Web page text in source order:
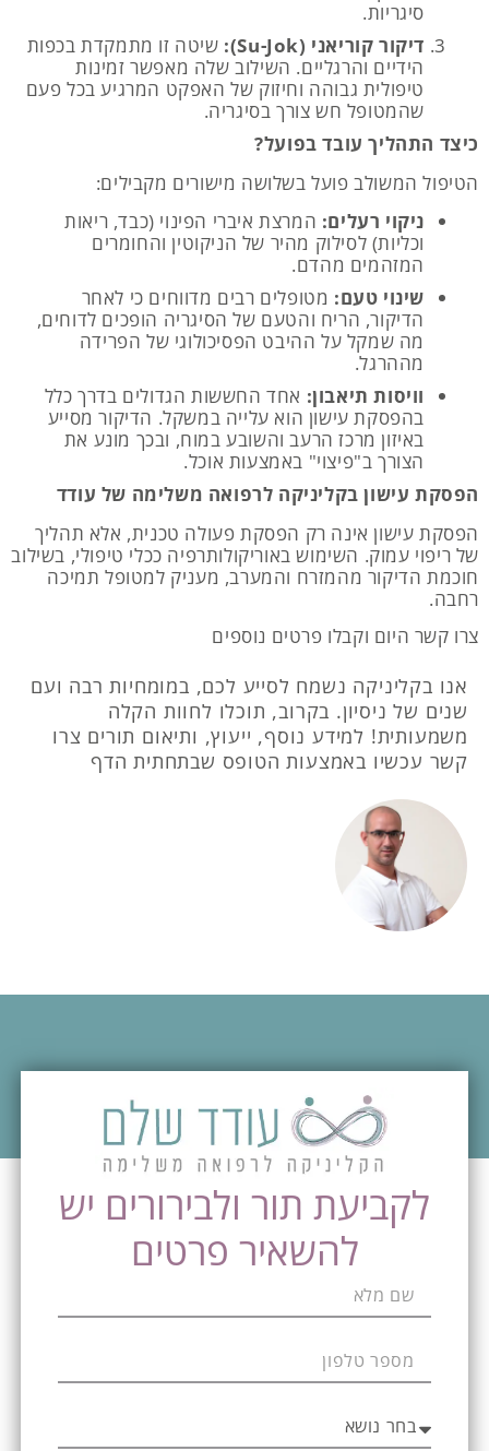
סיגריות.
דיקור קוריאני (Su-Jok):
שיטה זו מתמקדת בכפות
הידיים והרגליים. השילוב שלה מאפשר זמינות
טיפולית גבוהה וחיזוק של האפקט המרגיע בכל פעם
שהמטופל חש צורך בסיגריה.
כיצד התהליך עובד בפועל?
הטיפול המשולב פועל בשלושה מישורים מקבילים:
ניקוי רעלים: המרצת איברי הפינוי (כבד, ריאות
וכליות) לסילוק מהיר של הניקוטין והחומרים
המזהמים מהדם.
שינוי טעם: מטופלים רבים מדווחים כי לאחר
הדיקור, הריח והטעם של הסיגריה הופכים לדוחים,
מה שמקל על ההיבט הפסיכולוגי של הפרידה
מההרגל.
וויסות תיאבון: אחד החששות הגדולים בדרך כלל
בהפסקת עישון הוא עלייה במשקל. הדיקור מסייע
באיזון מרכז הרעב והשובע במוח, ובכך מונע את
הצורך ב"פיצוי" באמצעות אוכל.
הפסקת עישון בקליניקה לרפואה משלימה של עודד
הפסקת עישון אינה רק הפסקת פעולה טכנית, אלא תהליך
של ריפוי עמוק. השימוש באוריקולותרפיה ככלי טיפולי, בשילוב
חוכמת הדיקור מהמזרח והמערב, מעניק למטופל תמיכה
רחבה.
צרו קשר היום וקבלו פרטים נוספים
אנו בקליניקה נשמח לסייע לכם, במומחיות רבה ועם
שנים של ניסיון. בקרוב, תוכלו לחוות הקלה
משמעותית! למידע נוסף, ייעוץ, ותיאום תורים צרו
קשר עכשיו באמצעות הטופס שבתחתית הדף
לקביעת תור ולבירורים יש
להשאיר פרטים